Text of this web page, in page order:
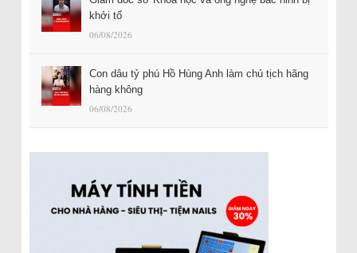
khởi tố
06/08/2026
Con dâu tỷ phú Hồ Hùng Anh làm chủ tịch hãng
hàng không
06/08/2026